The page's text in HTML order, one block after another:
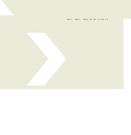
CPSPG/991.9.1